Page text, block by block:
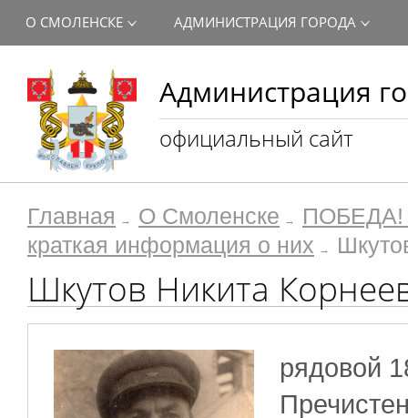
Администрация
официальный сайт
О СМОЛЕНСКЕ АДМИНИСТРАЦИЯ ГОРОДА
Главная О Смоленске
ПОБЕДА!
краткая информация о них
Шкутов Никита
рядовой